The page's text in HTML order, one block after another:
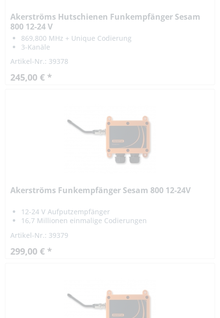
Akerströms Hutschienen Funkempfänger Sesam
800 12-24 V
869,800 MHz + Unique Codierung
3-Kanäle
Artikel-Nr.: 39378
245,00 € *
Akerströms Funkempfänger Sesam 800 12-24V
12-24 V Aufputzempfänger
16,7 Millionen einmalige Codierungen
Artikel-Nr.: 39379
299,00 € *